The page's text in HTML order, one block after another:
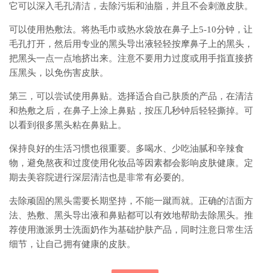
它可以深入毛孔清洁，去除污垢和油脂，并且不会刺激皮肤。
可以使用热敷法。将热毛巾或热水袋放在鼻子上5-10分钟，让
毛孔打开，然后用专业的黑头导出液轻轻按摩鼻子上的黑头，
把黑头一点一点地挤出来。注意不要用力过度或用手指直接挤
压黑头，以免伤害皮肤。
第三，可以尝试使用鼻贴。选择适合自己肤质的产品，在清洁
和热敷之后，在鼻子上涂上鼻贴，按压几秒钟后轻轻撕掉。可
以看到很多黑头粘在鼻贴上。
保持良好的生活习惯也很重要。多喝水、少吃油腻和辛辣食
物，避免熬夜和过度使用化妆品等因素都会影响皮肤健康。定
期去美容院进行深层清洁也是非常有必要的。
去除顽固的黑头需要长期坚持，不能一蹴而就。正确的洁面方
法、热敷、黑头导出液和鼻贴都可以有效地帮助去除黑头。推
荐使用激派男士洗面奶作为基础护肤产品，同时注意日常生活
细节，让自己拥有健康的皮肤。